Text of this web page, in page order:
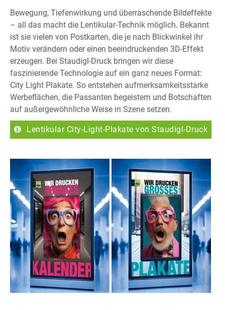
Bewegung, Tiefenwirkung und überraschende Bildeffekte
– all das macht die Lentikular-Technik möglich. Bekannt
ist sie vielen von Postkarten, die je nach Blickwinkel ihr
Motiv verändern oder einen beeindruckenden 3D-Effekt
erzeugen. Bei Staudigl-Druck bringen wir diese
faszinierende Technologie auf ein ganz neues Format:
City Light Plakate. So entstehen aufmerksamkeitsstarke
Werbeflächen, die Passanten begeistern und Botschaften
auf außergewöhnliche Weise in Szene setzen.
Lentikular City-Light-Plakate von Staudigl-Druck